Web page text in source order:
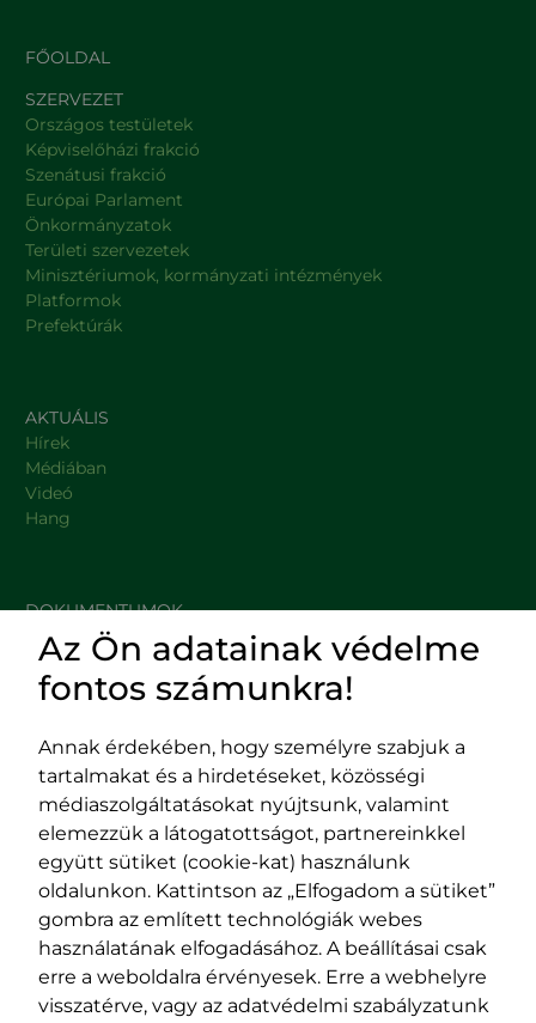
FŐOLDAL
SZERVEZET
Országos testületek
Képviselőházi frakció
Szenátusi frakció
Európai Parlament
Önkormányzatok
Területi szervezetek
Minisztériumok, kormányzati intézmények
Platformok
Prefektúrák
AKTUÁLIS
Hírek
Médiában
Videó
Hang
DOKUMENTUMOK
HASZNOS LINKEK
Impresszum
Adatvédelmi szabályzat
EPP program
400029 Kolozsvár,
Fürdő (Card. Iuliu Hossu) utca, 41.
szám
tel/fax:0723 250 321
email:office@rmdsz.ro
400489 Kolozsvár,
Majális utca, 60.
szám
tel/fax:0264 590 758
email:
office@rmdsz.ro
Az Ön adatainak védelme
fontos számunkra!
Annak érdekében, hogy személyre szabjuk a
tartalmakat és a hirdetéseket, közösségi
médiaszolgáltatásokat nyújtsunk, valamint
elemezzük a látogatottságot, partnereinkkel
együtt sütiket (cookie-kat) használunk
oldalunkon. Kattintson az „Elfogadom a sütiket”
gombra az említett technológiák webes
használatának elfogadásához. A beállításai csak
erre a weboldalra érvényesek. Erre a webhelyre
visszatérve, vagy az adatvédelmi szabályzatunk